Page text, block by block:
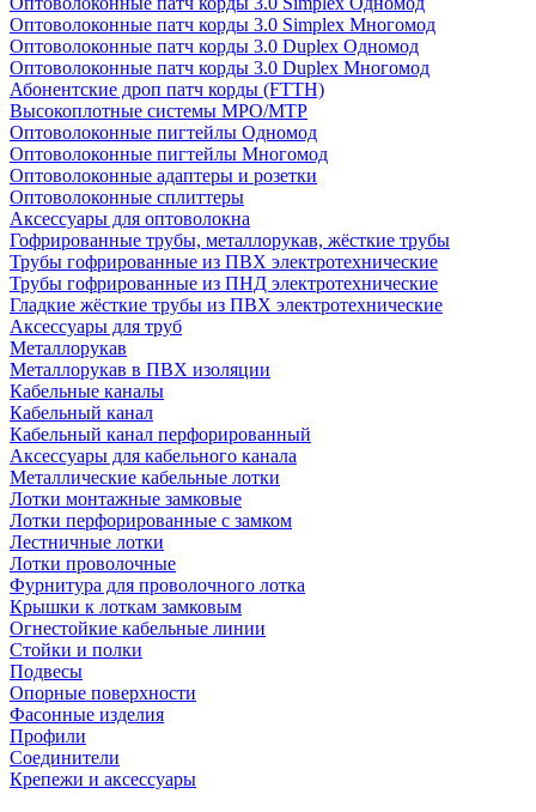
Оптоволоконные патч корды 3.0 Simplex Многомод
Оптоволоконные патч корды 3.0 Duplex Одномод
Оптоволоконные патч корды 3.0 Duplex Многомод
Абонентские дроп патч корды (FTTH)
Высокоплотные системы MPO/MTP
Оптоволоконные пигтейлы Одномод
Оптоволоконные пигтейлы Многомод
Оптоволоконные адаптеры и розетки
Оптоволоконные сплиттеры
Аксессуары для оптоволокна
Гофрированные трубы, металлорукав, жёсткие трубы
Трубы гофрированные из ПВХ электротехнические
Трубы гофрированные из ПНД электротехнические
Гладкие жёсткие трубы из ПВХ электротехнические
Аксессуары для труб
Металлорукав
Металлорукав в ПВХ изоляции
Кабельные каналы
Кабельный канал
Кабельный канал перфорированный
Аксессуары для кабельного канала
Металлические кабельные лотки
Лотки монтажные замковые
Лотки перфорированные с замком
Лестничные лотки
Лотки проволочные
Фурнитура для проволочного лотка
Крышки к лоткам замковым
Огнестойкие кабельные линии
Стойки и полки
Подвесы
Опорные поверхности
Фасонные изделия
Профили
Соединители
Крепежи и аксессуары